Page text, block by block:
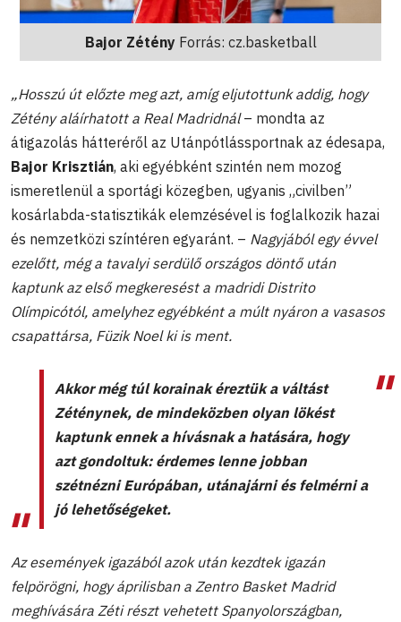
Bajor Zétény Forrás: cz.basketball
„Hosszú út előzte meg azt, amíg eljutottunk addig, hogy
Zétény aláírhatott a Real Madridnál– mondta az
átigazolás hátteréről az Utánpótlássportnak az édesapa,
Bajor Krisztián, aki egyébként szintén nem mozog
ismeretlenül a sportági közegben, ugyanis „civilben”
kosárlabda-statisztikák elemzésével is foglalkozik hazai
és nemzetközi színtéren egyaránt. – Nagyjából egy évvel
ezelőtt, még a tavalyi serdülő országos döntő után
kaptunk az első megkeresést a madridi Distrito
Olímpicótól, amelyhez egyébként a múlt nyáron a vasasos
csapattársa, Füzik Noel ki is ment.
Akkor még túl korainak éreztük a váltást
Zéténynek, de mindeközben olyan lökést
kaptunk ennek a hívásnak a hatására, hogy
azt gondoltuk: érdemes lenne jobban
szétnézni Európában, utánajárni és felmérni a
jó lehetőségeket.
Az események igazából azok után kezdtek igazán
felpörögni, hogy áprilisban a Zentro Basket Madrid
meghívására Zéti részt vehetett Spanyolországban,